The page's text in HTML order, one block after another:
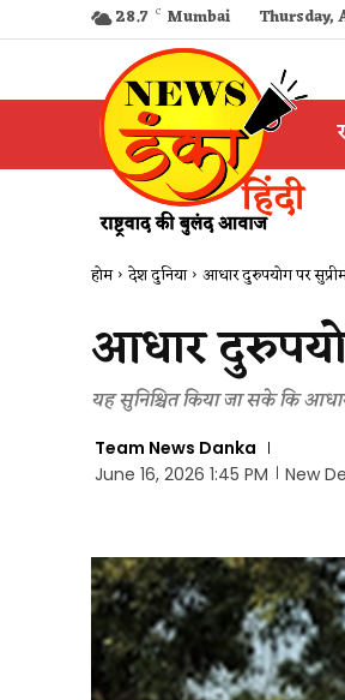
28.7 C Mumbai Thursday,
होम देश दुनिया आधार दुरुपयोग पर
आधार
यह सुनिश्चित किया जा सके कि
Team News Danka
June 16, 2026 1:45 PM
New